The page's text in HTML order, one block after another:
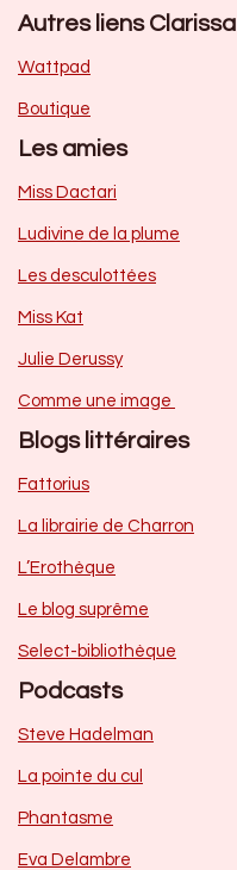
Autres liens Clarissa
Wattpad
Boutique
Les amies
Miss Dactari
Ludivine de la plume
Les desculottées
Miss Kat
Julie Derussy
Comme une image
Blogs littéraires
Fattorius
La librairie de Charron
L’Erothèque
Le blog suprême
Select-bibliothèque
Podcasts
Steve Hadelman
La pointe du cul
Phantasme
Eva Delambre